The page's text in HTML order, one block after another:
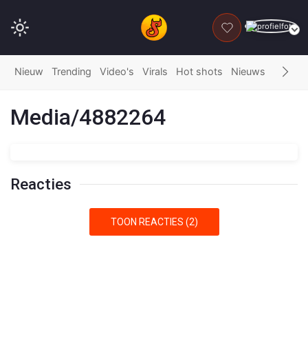
DONEER
Nieuw Trending Video's Virals Hot shots Nieuws Fails
Media/4882264
Reacties
TOON REACTIES (2)